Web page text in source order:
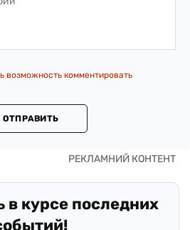
возможность комментировать
ОТПРАВИТЬ
в курсе последних